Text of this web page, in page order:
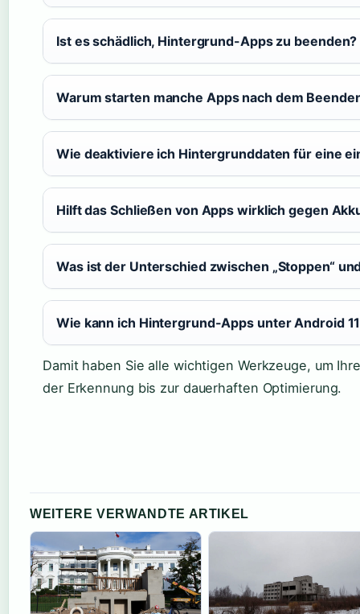
Ist es schädlich, Hintergrund-Apps zu beenden?
Warum starten manche Apps nach dem
Wie deaktiviere ich Hintergrunddaten für eine
Hilft das Schließen von Apps wirklich gegen
Was ist der Unterschied zwischen „Stoppen“
Wie kann ich Hintergrund-Apps unter Android
Damit haben Sie alle wichtigen Werkzeuge, um
der Erkennung bis zur dauerhaften Optimierung.
WEITERE VERWANDTE ARTIKEL